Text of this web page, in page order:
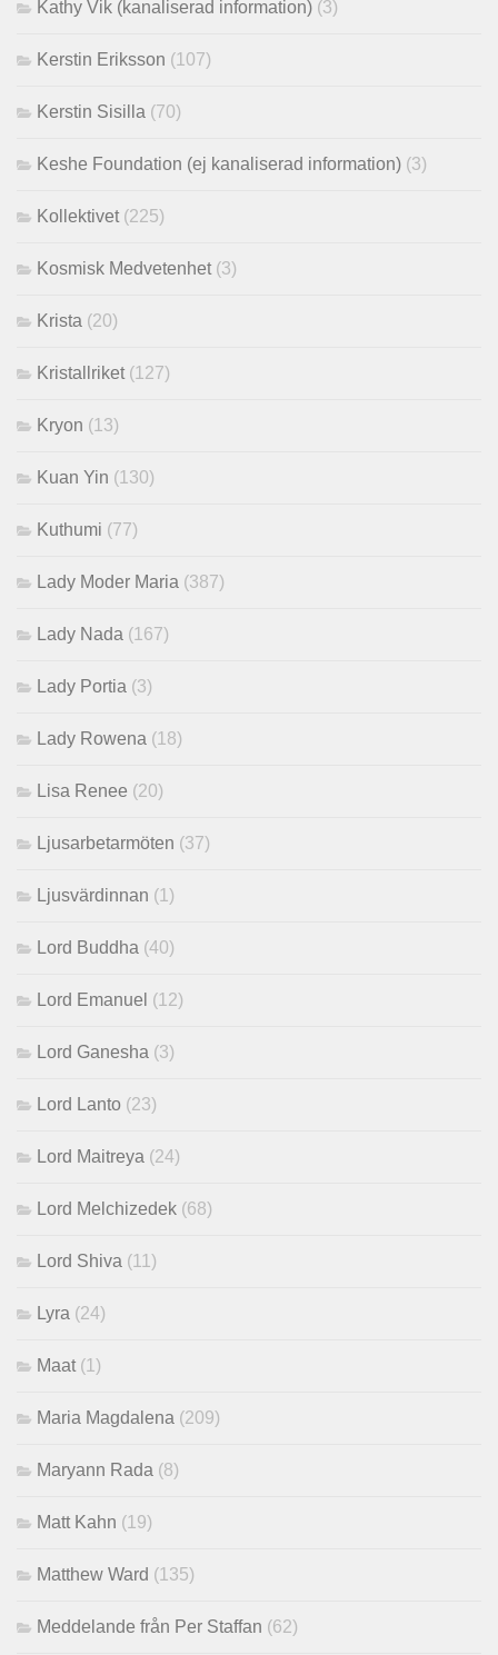
Kathy Vik (kanaliserad information) (3)
Kerstin Eriksson (107)
Kerstin Sisilla (70)
Keshe Foundation (ej kanaliserad information) (3)
Kollektivet (225)
Kosmisk Medvetenhet (3)
Krista (20)
Kristallriket (127)
Kryon (13)
Kuan Yin (130)
Kuthumi (77)
Lady Moder Maria (387)
Lady Nada (167)
Lady Portia (3)
Lady Rowena (18)
Lisa Renee (20)
Ljusarbetarmöten (37)
Ljusvärdinnan (1)
Lord Buddha (40)
Lord Emanuel (12)
Lord Ganesha (3)
Lord Lanto (23)
Lord Maitreya (24)
Lord Melchizedek (68)
Lord Shiva (11)
Lyra (24)
Maat (1)
Maria Magdalena (209)
Maryann Rada (8)
Matt Kahn (19)
Matthew Ward (135)
Meddelande från Per Staffan (62)